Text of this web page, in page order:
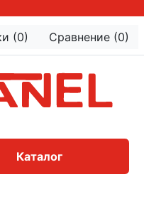
(0) Сравнение (0)
Каталог